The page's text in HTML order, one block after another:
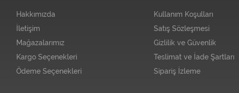
Hakkımızda
İletişim
Mağazalarımız
Kargo Seçenekleri
Ödeme Seçenekleri
Kullanım Koşulları
Satış Sözleşmesi
Gizlilik ve Güvenlik
Teslimat ve İade Şartları
Sipariş İzleme